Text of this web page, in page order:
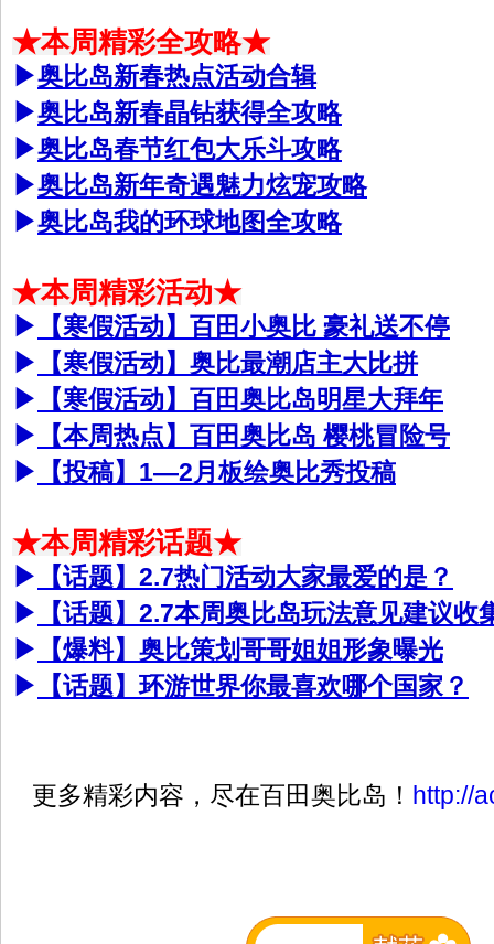
★本周精彩全攻略★
▶奥比岛新春热点活动合辑
▶奥比岛新春晶钻获得全攻略
▶奥比岛春节红包大乐斗攻略
▶奥比岛新年奇遇魅力炫宠攻略
▶奥比岛我的环球地图全攻略
★本周精彩活动★
▶
【寒假活动】百田小奥比 豪礼送不停
▶
【寒假活动】奥比最潮店主大比拼
▶
【寒假活动】百田奥比岛明星大拜年
▶
【本周热点】百田奥比岛 樱桃冒险号
▶
【投稿】1—2月板绘奥比秀投稿
★本周精彩话题★
▶
【话题】2.7热门活动大家最爱的是？
▶
【话题】2.7本周奥比岛玩法意见建议收
▶
【爆料】奥比策划哥哥姐姐形象曝光
▶
【话题】环游世界你最喜欢哪个国家？
更多精彩内容，尽在百田奥比岛！ http://